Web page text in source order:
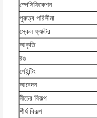
স্পেসিফিকেশন
পুরুত্ব পরিসীমা
স্কেল ফ্যাক্টর
আকৃতি
রঙ
পেইন্টিং
আবেদন
নীচের বিকল্প
শীর্ষ বিকল্প